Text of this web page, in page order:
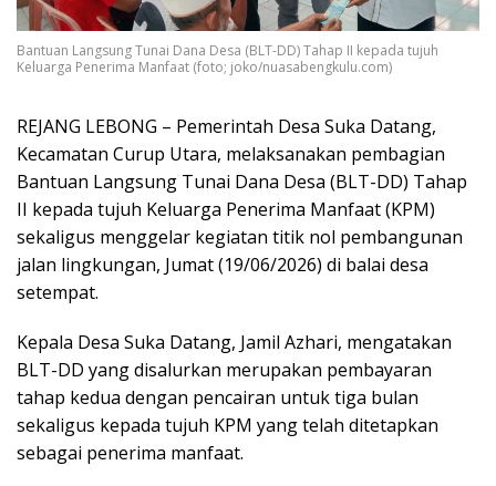
Bantuan Langsung Tunai Dana Desa (BLT-DD) Tahap II kepada tujuh
Keluarga Penerima Manfaat (foto; joko/nuasabengkulu.com)
REJANG LEBONG – Pemerintah Desa Suka Datang,
Kecamatan Curup Utara, melaksanakan pembagian
Bantuan Langsung Tunai Dana Desa (BLT-DD) Tahap
II kepada tujuh Keluarga Penerima Manfaat (KPM)
sekaligus menggelar kegiatan titik nol pembangunan
jalan lingkungan, Jumat (19/06/2026) di balai desa
setempat.
Kepala Desa Suka Datang, Jamil Azhari, mengatakan
BLT-DD yang disalurkan merupakan pembayaran
tahap kedua dengan pencairan untuk tiga bulan
sekaligus kepada tujuh KPM yang telah ditetapkan
sebagai penerima manfaat.